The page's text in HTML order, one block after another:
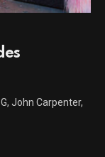
John Carpenter,